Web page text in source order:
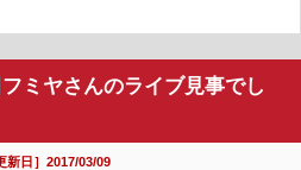
ミヤさんのライブ見事でし
新日］2017/03/09